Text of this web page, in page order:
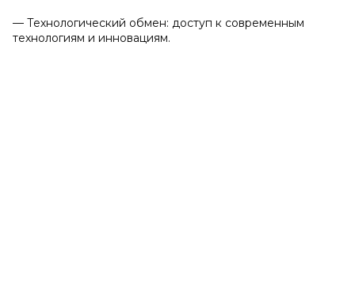
— Технологический обмен: доступ к современным
технологиям и инновациям.